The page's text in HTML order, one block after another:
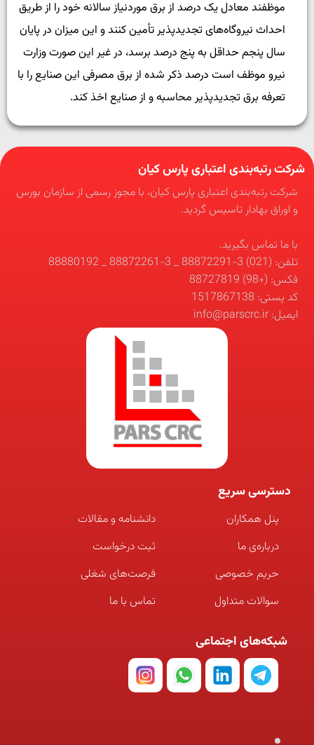
موظفند معادل یک درصد از برق موردنیاز سالانه خود را از طریق
احداث نیروگاه‌های تجدیدپذیر تأمین کنند و این میزان در پایان
سال پنجم حداقل به پنج درصد برسد، در غیر این صورت وزارت
نیرو موظف است درصد ذکر شده از برق مصرفی این صنایع را با
تعرفه برق تجدیدپذیر محاسبه و از صنایع اخذ کند.
شرکت رتبه‌بندی اعتباری پارس کیان
شرکت رتبه‌بندی اعتباری پارس کیان، با مجوز رسمی از سازمان بورس
و اوراق بهادار تاسیس گردید.
با ما تماس بگیرید.
تلفن: (021) 3-88872291 _ 3-88872261 _ 88880192
فکس: (+98) 88727819
کد پستی: 1517867138
ایمیل: info@parscrc.ir
دسترسی سریع
پنل همکاران
درباره‌ی ما
حریم خصوصی
سوالات متداول
دانشنامه و مقالات
ثبت درخواست
فرصت‌های شغلی
تماس با ما
شبکه‌های اجتماعی